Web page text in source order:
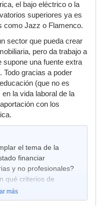
el bajo eléctrico o la
superiores ya es
como Jazz o Flamenco.
sector que pueda crear
pero da trabajo a
supone una fuente extra
Todo gracias a poder
(que no es
la vida laboral de la
con los
el tema de la
financiar
y no profesionales?
qué criterios de
más